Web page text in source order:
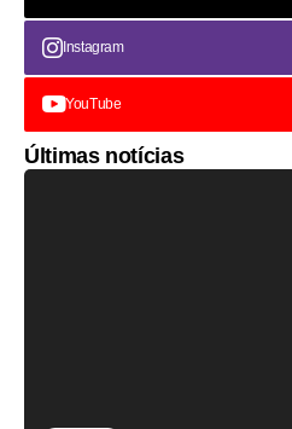
Instagram
YouTube
Últimas notícias